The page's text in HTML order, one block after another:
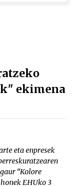
ekimena
eta enpresek
“Kolore
EHUko 3